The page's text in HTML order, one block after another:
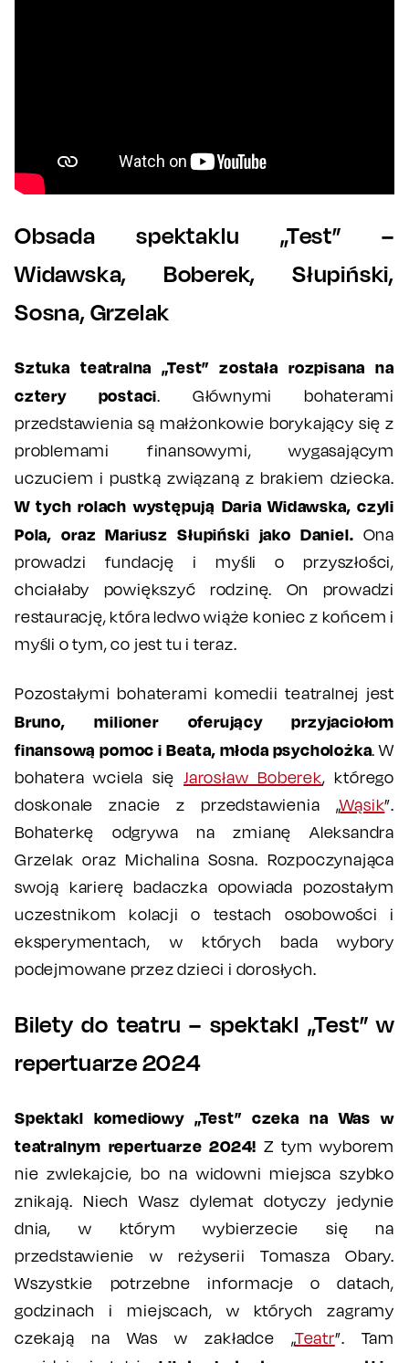
Obsada spektaklu „Test” –
Widawska, Boberek, Słupiński,
Sosna, Grzelak
Sztuka teatralna „Test” została rozpisana na
cztery postaci. Głównymi bohaterami
przedstawienia są małżonkowie borykający się z
problemami finansowymi, wygasającym
uczuciem i pustką związaną z brakiem dziecka.
W tych rolach występują Daria Widawska, czyli
Pola, oraz Mariusz Słupiński jako Daniel. Ona
prowadzi fundację i myśli o przyszłości,
chciałaby powiększyć rodzinę. On prowadzi
restaurację, która ledwo wiąże koniec z końcem i
myśli o tym, co jest tu i teraz.
Pozostałymi bohaterami komedii teatralnej jest
Bruno, milioner oferujący przyjaciołom
finansową pomoc i Beata, młoda psycholożka. W
bohatera wciela się Jarosław Boberek, którego
doskonale znacie z przedstawienia „Wąsik”.
Bohaterkę odgrywa na zmianę Aleksandra
Grzelak oraz Michalina Sosna. Rozpoczynająca
swoją karierę badaczka opowiada pozostałym
uczestnikom kolacji o testach osobowości i
eksperymentach, w których bada wybory
podejmowane przez dzieci i dorosłych.
Bilety do teatru – spektakl „Test” w
repertuarze 2024
Spektakl komediowy „Test” czeka na Was w
teatralnym repertuarze 2024! Z tym wyborem
nie zwlekajcie, bo na widowni miejsca szybko
znikają. Niech Wasz dylemat dotyczy jedynie
dnia, w którym wybierzecie się na
przedstawienie w reżyserii Tomasza Obary.
Wszystkie potrzebne informacje o datach,
godzinach i miejscach, w których zagramy
czekają na Was w zakładce „Teatr”. Tam